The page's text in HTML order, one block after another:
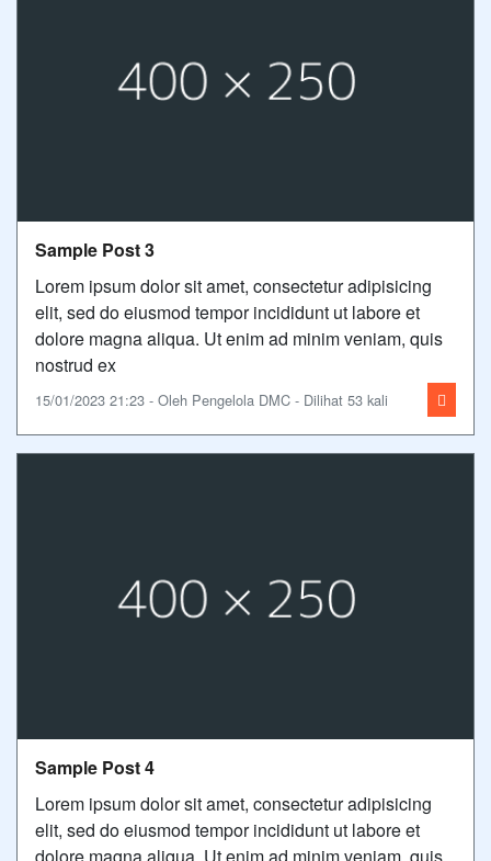
Sample Post 3
Lorem ipsum dolor sit amet, consectetur adipisicing
elit, sed do eiusmod tempor incididunt ut labore et
dolore magna aliqua. Ut enim ad minim veniam, quis
nostrud ex
15/01/2023 21:23 - Oleh Pengelola DMC - Dilihat 53 kali
Sample Post 4
Lorem ipsum dolor sit amet, consectetur adipisicing
elit, sed do eiusmod tempor incididunt ut labore et